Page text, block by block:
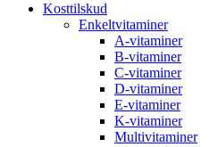
Kosttilskud
Enkeltvitaminer
A-vitaminer
B-vitaminer
C-vitaminer
D-vitaminer
E-vitaminer
K-vitaminer
Multivitaminer